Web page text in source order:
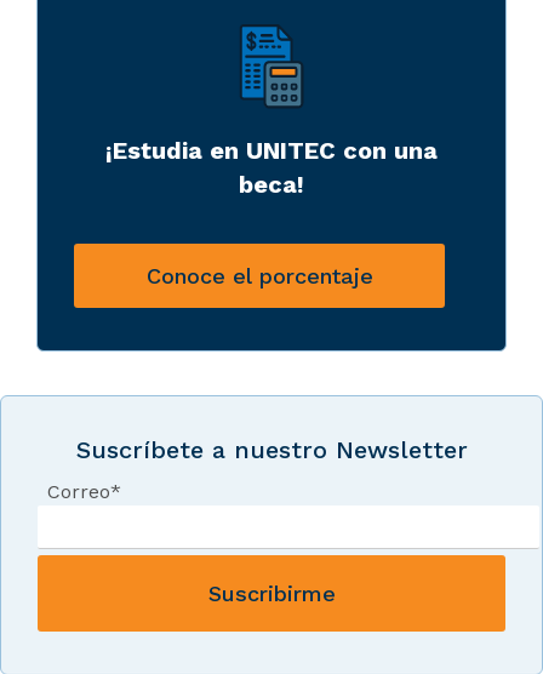
¡Estudia en UNITEC con una
beca!
Conoce el porcentaje
Suscríbete a nuestro Newsletter
Correo*